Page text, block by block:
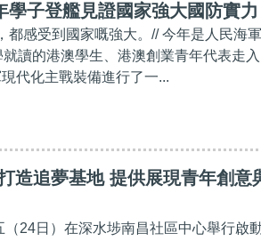
學子登艦見證國家強大國防實力
都感受到國家嘅強大。// 今年是人民海軍
讀的港澳學生、港澳創業青年代表走入
代化主戰裝備進行了一...
造追夢基地 提供展現青年創意
（24日）在深水埗南昌社區中心舉行啟